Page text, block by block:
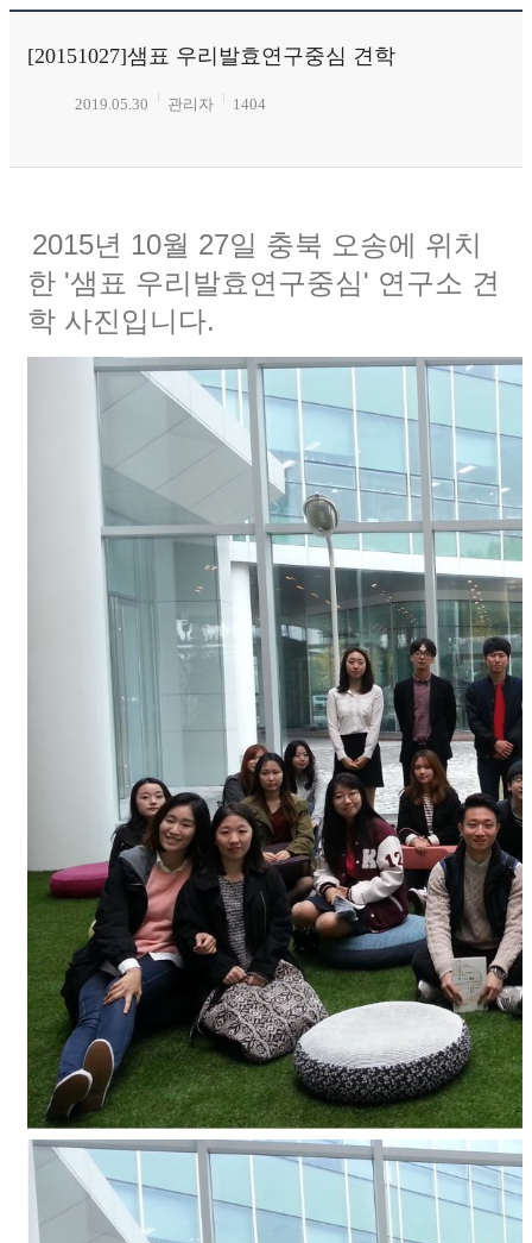
[20151027]샘표 우리발효연구중심 견학
2019.05.30 관리자 1404
2015년 10월 27일 충북 오송에 위치
한 '샘표 우리발효연구중심' 연구소 견
학 사진입니다.